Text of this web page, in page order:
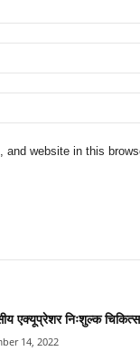
and website in this
एक्यूप्रेशर निःशुल्क
14, 2022